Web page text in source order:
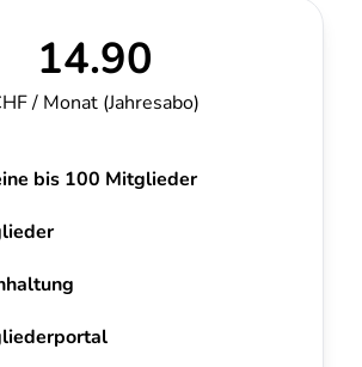
14.90
/ Monat (Jahresabo)
bis 100 Mitglieder